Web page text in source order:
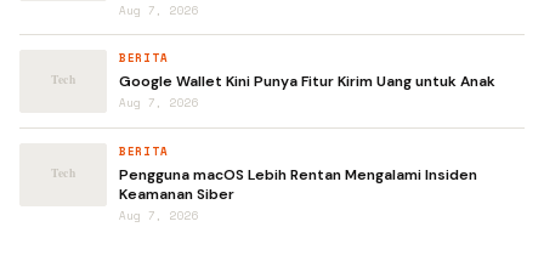
Aug 7, 2026
BERITA
Google Wallet Kini Punya Fitur Kirim Uang untuk Anak
Aug 7, 2026
BERITA
Pengguna macOS Lebih Rentan Mengalami Insiden
Keamanan Siber
Aug 7, 2026